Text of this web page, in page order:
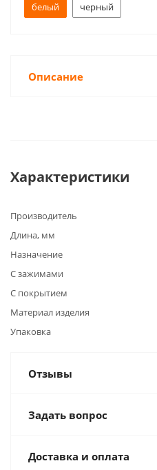
белый
черный
Описание
Характеристики
Производитель
Длина, мм
Назначение
С зажимами
С покрытием
Материал изделия
Упаковка
Отзывы
Задать вопрос
Доставка и оплата